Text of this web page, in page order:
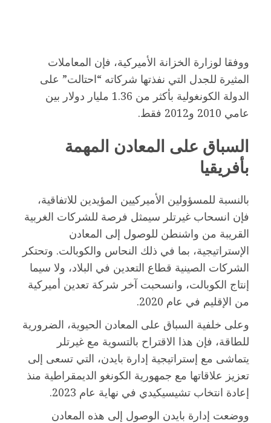
ووفقا لوزارة الخزانة الأميركية، فإن المعاملات
المثيرة للجدل التي نفذتها شركاته “احتالت” على
الدولة الكونغولية بأكثر من 1.36 مليار دولار بين
عامي 2010 و2012 فقط.
السباق على المعادن المهمة
بأفريقيا
بالنسبة للمسؤولين الأميركيين المؤيدين للاتفاقية،
فإن انسحاب غيرتلر سيمثل فرصة للشركات الغربية
القريبة من واشنطن للوصول إلى المعادن
الإستراتيجية، بما في ذلك النحاس والكوبالت. وتحتكر
الشركات الصينية قطاع التعدين في البلاد، ولا سيما
إنتاج الكوبالت، وانسحبت آخر شركة تعدين أميركية
من الإقليم في عام 2020.
وعلى خلفية السباق على المعادن الحيوية، الضرورية
للطاقة، فإن هذا الاقتراح بالتسوية مع غيرتلر
يتماشى مع إستراتيجية إدارة بايدن، التي تسعى إلى
تعزيز علاقاتها مع جمهورية الكونغو الديمقراطية منذ
إعادة انتخاب تشيسيكيدي في نهاية عام 2023.
ووضعت إدارة بايدن الوصول إلى هذه المعادن